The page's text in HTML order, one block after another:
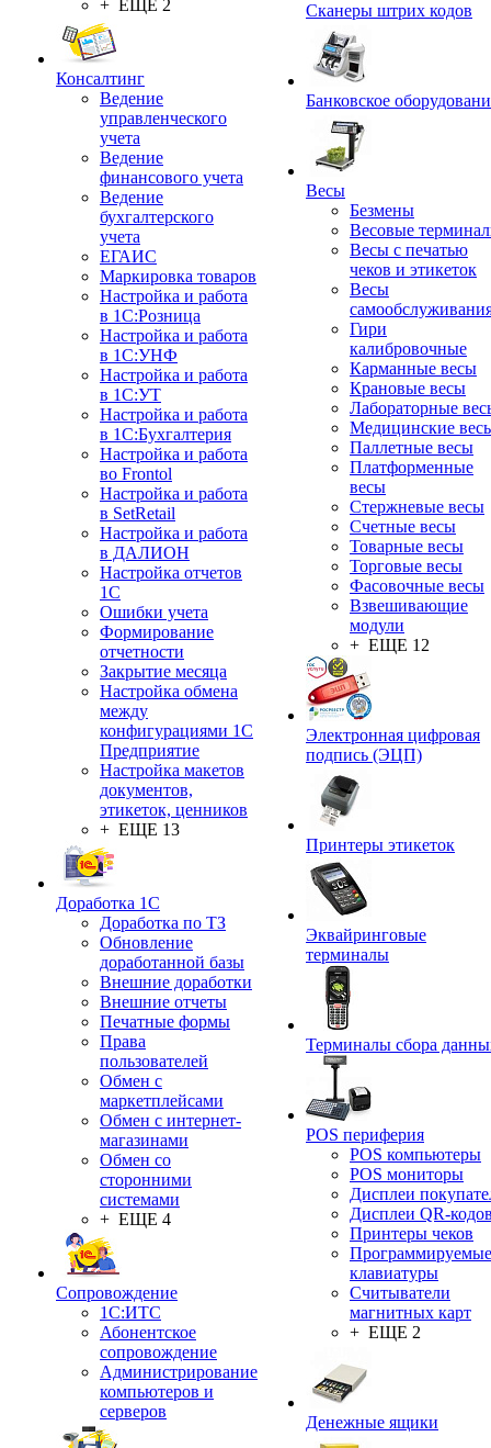
+ ЕЩЕ 2
Консалтинг
Ведение
управленческого
учета
Ведение
финансового учета
Ведение
бухгалтерского
учета
ЕГАИС
Маркировка товаров
Настройка и работа
в 1С:Розница
Настройка и работа
в 1С:УНФ
Настройка и работа
в 1С:УТ
Настройка и работа
в 1С:Бухгалтерия
Настройка и работа
во Frontol
Настройка и работа
в SetRetail
Настройка и работа
в ДАЛИОН
Настройка отчетов
1С
Ошибки учета
Формирование
отчетности
Закрытие месяца
Настройка обмена
между
конфигурациями 1С
Предприятие
Настройка макетов
документов,
этикеток, ценников
+ ЕЩЕ 13
Доработка 1С
Доработка по ТЗ
Обновление
доработанной базы
Внешние доработки
Внешние отчеты
Печатные формы
Права
пользователей
Обмен с
маркетплейсами
Обмен с интернет-
магазинами
Обмен со
сторонними
системами
+ ЕЩЕ 4
Сопровождение
1C:ИТС
Абонентское
сопровождение
Администрирование
компьютеров и
серверов
Сканеры штрих кодов
Банковское
Весы
Безмены
Весовые
Весы с печатью
чеков и этикеток
Весы
Гири
калибровочные
Карманные весы
Крановые весы
Лабораторные
Медицинские
Паллетные весы
Платформенные
весы
Стержневые весы
Счетные весы
Товарные весы
Торговые весы
Фасовочные весы
Взвешивающие
модули
+ ЕЩЕ 12
Электронная цифровая
подпись (ЭЦП)
Принтеры этикеток
Эквайринговые
терминалы
Терминалы сбора
POS периферия
POS компьютеры
POS мониторы
Дисплеи
Дисплеи QR-
Принтеры чеков
Программируемые
клавиатуры
Считыватели
магнитных карт
+ ЕЩЕ 2
Денежные ящики